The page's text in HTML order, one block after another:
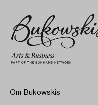
Om Bukowskis